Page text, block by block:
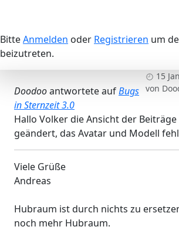
BitteAnmelden oder Registrieren um
beizutreten.
15
von
Doodooantwortete aufBugs
in Sternzeit 3.0
Hallo Volker die Ansicht der
geändert, das Avatar und Modell
Viele Grüße
Andreas
Hubraum ist durch nichts zu
noch mehr Hubraum.